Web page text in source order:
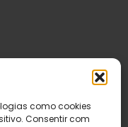
como cookies
Consentir com